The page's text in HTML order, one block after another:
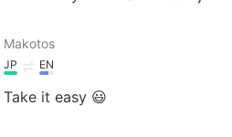
Makotos
JP EN
Take it easy 😃